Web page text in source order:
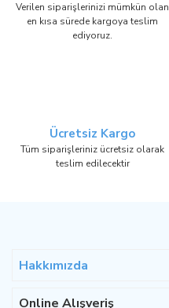
Verilen siparişlerinizi mümkün olan
en kısa sürede kargoya teslim
ediyoruz.
Ücretsiz Kargo
Tüm siparişleriniz ücretsiz olarak
teslim edilecektir
Hakkımızda
Online Alışveriş